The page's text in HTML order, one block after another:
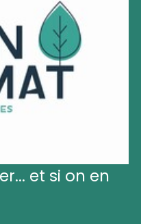
et si on en